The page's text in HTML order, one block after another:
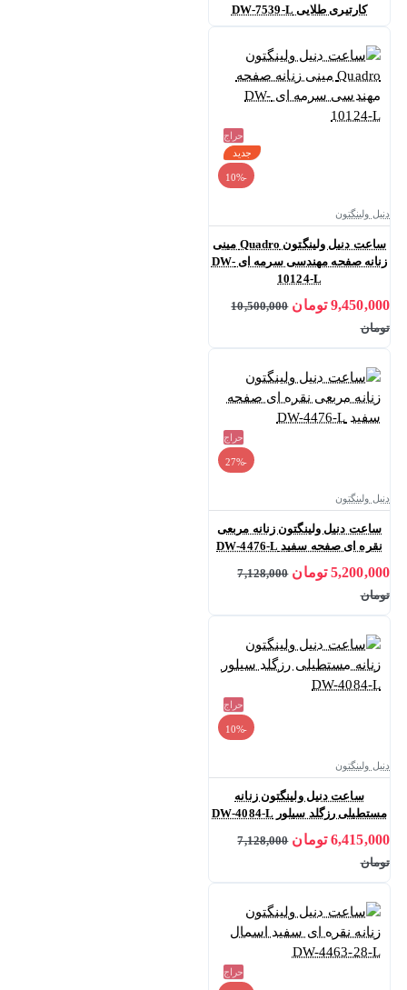
کارتیری طلایی DW-7539-L
حراج
جدید
-10%
دنیل ولینگتون
ساعت دنیل ولینگتون Quadro مینی
زنانه صفحه مهندسی سرمه ای DW-
10124-L
9,450,000 تومان
10,500,000
تومان
حراج
-27%
دنیل ولینگتون
ساعت دنیل ولینگتون زنانه مربعی
نقره ای صفحه سفید DW-4476-L
5,200,000 تومان
7,128,000
تومان
حراج
-10%
دنیل ولینگتون
ساعت دنیل ولینگتون زنانه
مستطیلی رزگلد سیلور DW-4084-L
6,415,000 تومان
7,128,000
تومان
حراج